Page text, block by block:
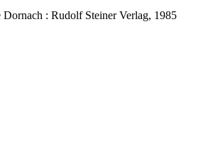
: Rudolf Steiner Verlag, 1985